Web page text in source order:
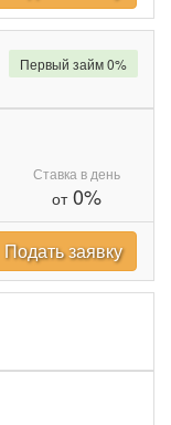
Ставка в день
от0%
Первый займ 0%
Подать заявку